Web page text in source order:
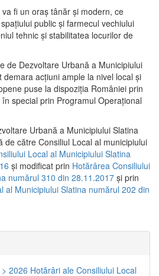
fi un oraş tânăr şi modern, ce
public şi farmecul vechiului
tehnic şi stabilitatea locurilor de
de Dezvoltare Urbană a Municipiului
acţiuni ample la nivel local şi
puse la dispoziţia României prin
special prin Programul Operațional
Urbană a Municipiului Slatina
de către Consiliul Local al municipiului
Local al Municipiului Slatina
și modificat prin Hotărârea Consiliului
numărul 310 din 28.11.2017 și prin
al Municipiului Slatina numărul 202 din
2026 Hotărâri ale Consiliului Local